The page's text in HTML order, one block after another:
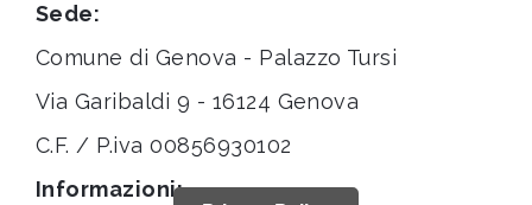
Sede:
Comune di Genova - Palazzo Tursi
Via Garibaldi 9 - 16124 Genova
C.F. / P.iva 00856930102
Informazioni: